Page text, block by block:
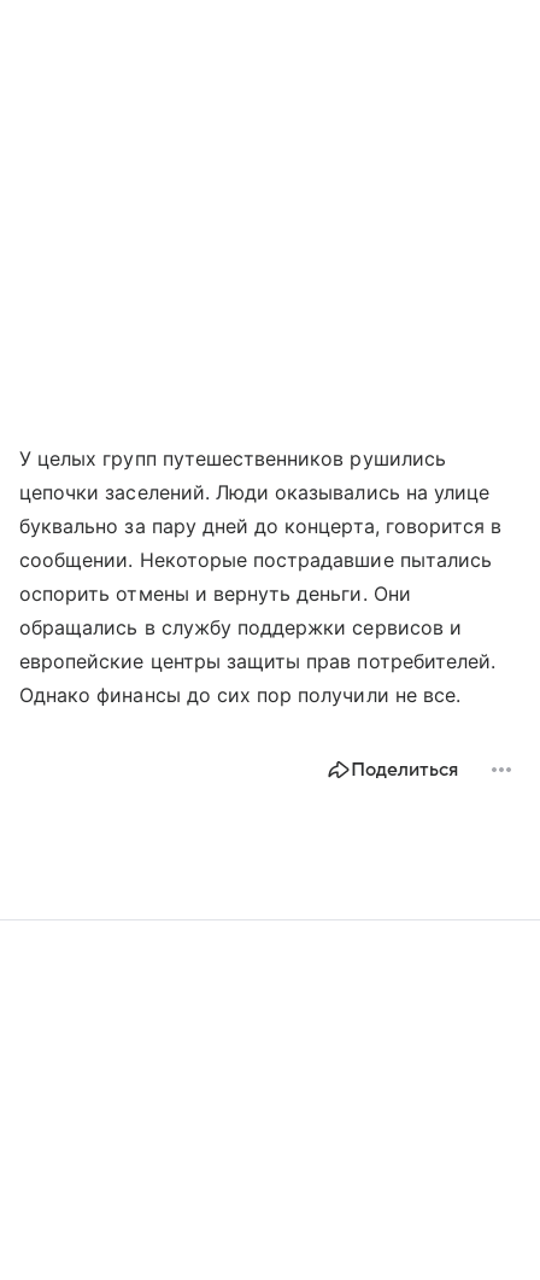
У целых групп путешественников рушились
цепочки заселений. Люди оказывались на улице
буквально за пару дней до концерта, говорится в
сообщении. Некоторые пострадавшие пытались
оспорить отмены и вернуть деньги. Они
обращались в службу поддержки сервисов и
европейские центры защиты прав потребителей.
Однако финансы до сих пор получили не все.
Поделиться